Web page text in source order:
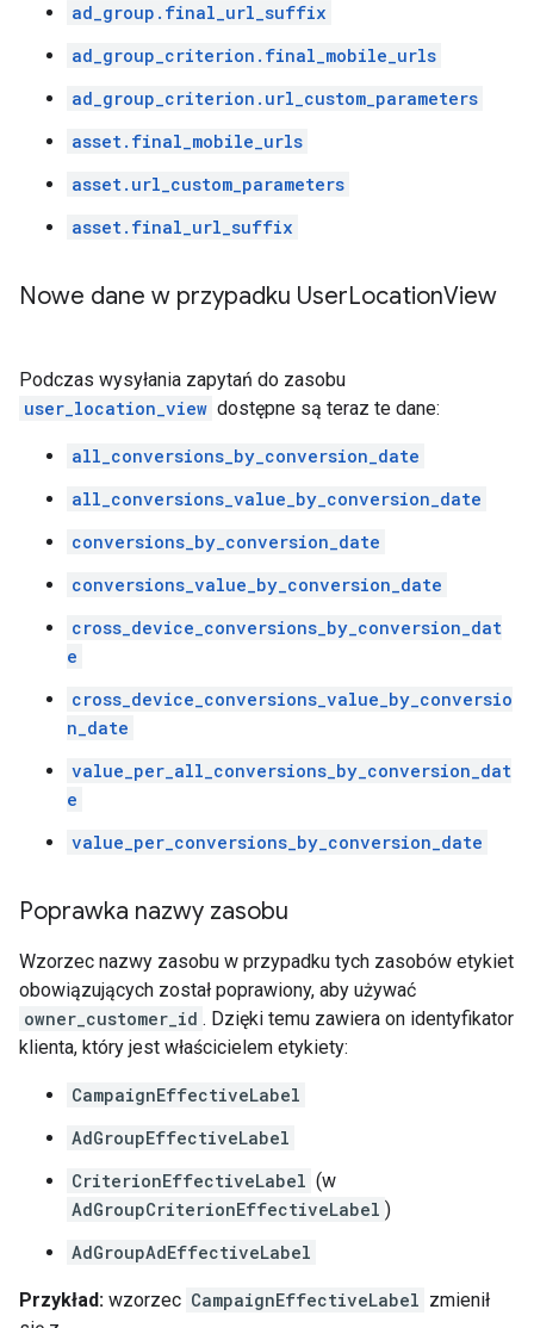
ad_group.final_url_suffix
ad_group_criterion.final_mobile_urls
ad_group_criterion.url_custom_parameters
asset.final_mobile_urls
asset.url_custom_parameters
asset.final_url_suffix
Nowe dane w przypadku UserLocationView
Podczas wysyłania zapytań do zasobu
user_location_view dostępne są teraz te dane:
all_conversions_by_conversion_date
all_conversions_value_by_conversion_date
conversions_by_conversion_date
conversions_value_by_conversion_date
cross_device_conversions_by_conversion_dat
e
cross_device_conversions_value_by_conversio
n_date
value_per_all_conversions_by_conversion_dat
e
value_per_conversions_by_conversion_date
Poprawka nazwy zasobu
Wzorzec nazwy zasobu w przypadku tych zasobów etykiet
obowiązujących został poprawiony, aby używać
owner_customer_id . Dzięki temu zawiera on identyfikator
klienta, który jest właścicielem etykiety:
CampaignEffectiveLabel
AdGroupEffectiveLabel
CriterionEffectiveLabel (w
AdGroupCriterionEffectiveLabel )
AdGroupAdEffectiveLabel
Przykład: wzorzec CampaignEffectiveLabel zmienił